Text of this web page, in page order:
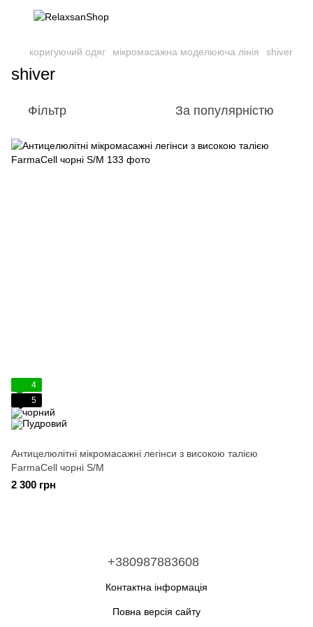
коригуючий одяг мікромасажна моделююча лінія shiver
shiver
Фільтр За популярністю
4
5
Антицелюлітні мікромасажні легінси з високою талією
FarmaCell чорні S/M
2 300 грн
+380987883608
Контактна інформація
Повна версія сайту